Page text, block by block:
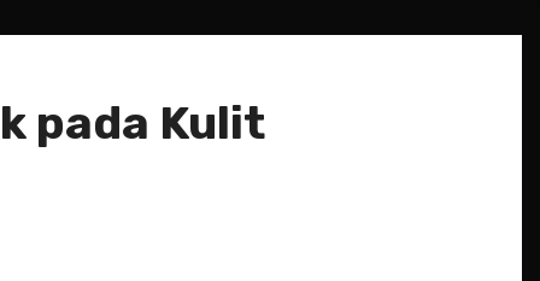
pada Kulit